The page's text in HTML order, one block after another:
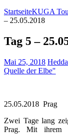
StartseiteKUGA
– 25.05.2018
Tag 5 –
Mai 25, 2018
Quelle der Elbe"
25.05.2018 Prag
Zwei Tage lang
Prag. Mit ihrem